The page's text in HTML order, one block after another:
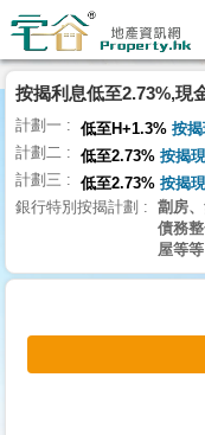
主
頁
搵
樓/
交
業
主
按揭利息低至2.73%,現
計劃一 低至H+1.3% 按
計劃二 低至2.73% 按揭
計劃三 低至2.73% 按揭
銀行特別按揭計劃
劏房
債務
屋等等